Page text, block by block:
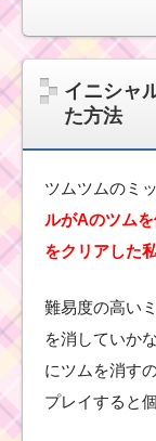
び
方
イニシャ
た方法
ツムツムのミ
ルがAのツム
をクリアした
難易度の高い
を消していか
にツムを消す
プレイすると